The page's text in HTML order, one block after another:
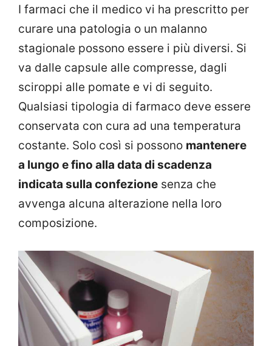
I farmaci che il medico vi ha prescritto per
curare una patologia o un malanno
stagionale possono essere i più diversi. Si
va dalle capsule alle compresse, dagli
sciroppi alle pomate e vi di seguito.
Qualsiasi tipologia di farmaco deve essere
conservata con cura ad una temperatura
costante. Solo così si possono mantenere
a lungo e fino alla data di scadenza
indicata sulla confezione senza che
avvenga alcuna alterazione nella loro
composizione.